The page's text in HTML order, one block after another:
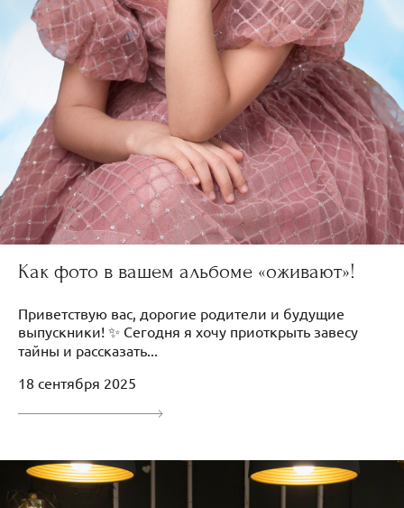
Как фото в вашем альбоме «оживают»!
Приветствую вас, дорогие родители и будущие
выпускники! ✨ Сегодня я хочу приоткрыть завесу
тайны и рассказать...
18 сентября 2025